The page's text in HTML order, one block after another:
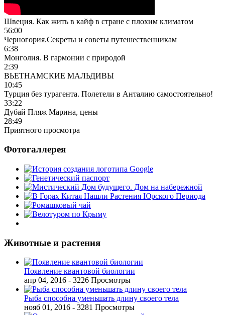
Швеция. Как жить в кайф в стране с плохим климатом
56:00
Черногория.Секреты и советы путешественникам
6:38
Монголия. В гармонии с природой
2:39
ВЬЕТНАМСКИЕ МАЛЬДИВЫ
10:45
Турция без турагента. Полетели в Анталию самостоятельно!
33:22
Дубай Пляж Марина, цены
28:49
Приятного просмотра
Фотогаллерея
Животные и растения
Появление квантовой биологии
апр 04, 2016 - 3226 Просмотры
Рыба способна уменьшать длину своего тела
нояб 01, 2016 - 3281 Просмотры